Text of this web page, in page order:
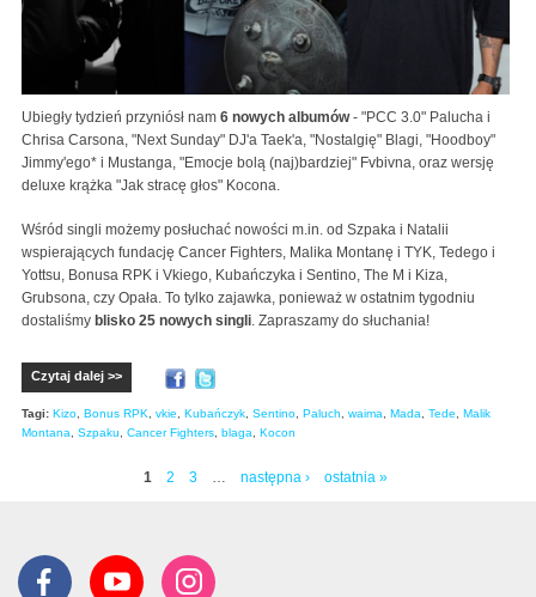
Ubiegły tydzień przyniósł nam 6 nowych albumów- "PCC 3.0" Palucha i
Chrisa Carsona, "Next Sunday" DJ'a Taek'a, "Nostalgię" Blagi, "Hoodboy"
Jimmy'ego* i Mustanga, "Emocje bolą (naj)bardziej" Fvbivna, oraz wersję
deluxe krążka "Jak stracę głos" Kocona.
Wśród singli możemy posłuchać nowości m.in. od Szpaka i Natalii
wspierających fundację Cancer Fighters, Malika Montanę i TYK, Tedego i
Yottsu, Bonusa RPK i Vkiego, Kubańczyka i Sentino, The M i Kiza,
Grubsona, czy Opała. To tylko zajawka, ponieważ w ostatnim tygodniu
dostaliśmy blisko 25 nowych singli . Zapraszamy do słuchania!
Czytaj dalej >>
Tagi: Kizo Bonus RPK vkie Kubańczyk Sentino Paluch waima Mada Tede
Malik
Montana
Szpaku Cancer Fighters blaga Kocon
1 2 3 następna › ostatnia »